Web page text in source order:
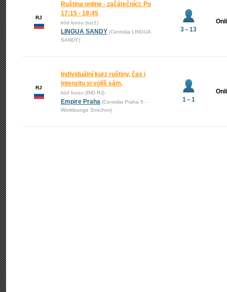
RJ
Ruština online - začátečníci: Po
17:15 - 18:45
kód kurzu (ruz1)
LINGUA SANDY (Centrála LINGUA
SANDY)
3 – 13
RJ
Individuální kurz ruštiny, čas i
intenzitu si volíš sám,
kód kurzu (IND RJ)
Empire Praha (Centrála Praha 5 -
Worklounge Smíchov)
1 – 1